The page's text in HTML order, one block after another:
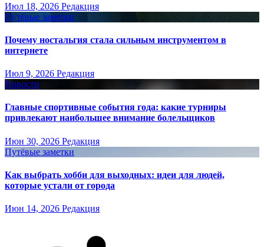
Июл 18, 2026 Редакция
Путёвые заметки
Почему ностальгия стала сильным инструментом в
интернете
Июл 9, 2026 Редакция
Новости
Главные спортивные события года: какие турниры
привлекают наибольшее внимание болельщиков
Июн 30, 2026 Редакция
Путёвые заметки
Как выбрать хобби для выходных: идеи для людей,
которые устали от города
Июн 14, 2026 Редакция